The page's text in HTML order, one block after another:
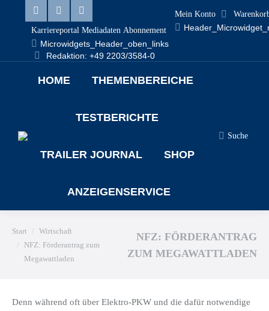
Linkedin
page
opens
in
Facebook
page
opens
in
X
page
opens
Karriereportal Mediadaten Abonnement
Microwidgets_Header_oben_links
Redaktion: +49 2203/3584-0
Mein Konto
HOME THEMENBEREICHE
TESTBERICHTE
TRAILER JOURNAL SHOP
ANZEIGENSERVICE
Search:
Suche
Sie befinden sich hier:
Start
Wirtschaft
NFZ: Förderantrag zum
Megawattladen
NFZ: FÖRDERANTRAG
ZUM MEGAWATTLADEN
Denn während oft über Elektro-PKW und die dafür notwendige